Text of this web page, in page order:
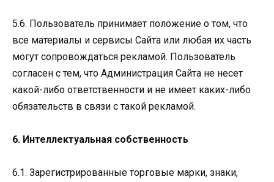
5.6. Пользователь принимает положение о том, что
все материалы и сервисы Сайта или любая их часть
могут сопровождаться рекламой. Пользователь
согласен с тем, что Администрация Сайта не несет
какой-либо ответственности и не имеет каких-либо
обязательств в связи с такой рекламой.
6. Интеллектуальная собственность
6.1. Зарегистрированные торговые марки, знаки,